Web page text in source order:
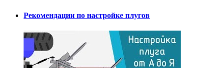
Рекомендации по настройке плугов